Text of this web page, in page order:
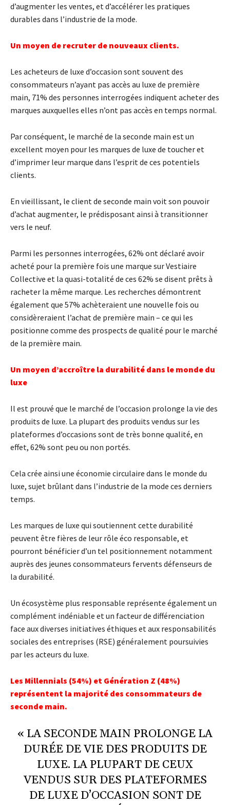
d’augmenter les ventes, et d’accélérer les pratiques
durables dans l’industrie de la mode.
Un moyen de recruter de nouveaux clients.
Les acheteurs de luxe d’occasion sont souvent des
consommateurs n’ayant pas accès au luxe de première
main, 71% des personnes interrogées indiquent acheter des
marques auxquelles elles n’ont pas accès en temps normal.
Par conséquent, le marché de la seconde main est un
excellent moyen pour les marques de luxe de toucher et
d’imprimer leur marque dans l’esprit de ces potentiels
clients.
En vieillissant, le client de seconde main voit son pouvoir
d’achat augmenter, le prédisposant ainsi à transitionner
vers le neuf.
Parmi les personnes interrogées, 62% ont déclaré avoir
acheté pour la première fois une marque sur Vestiaire
Collective et la quasi-totalité de ces 62% se disent prêts à
racheter la même marque. Les recherches démontrent
également que 57% achèteraient une nouvelle fois ou
considèreraient l’achat de première main – ce qui les
positionne comme des prospects de qualité pour le marché
de la première main.
Un moyen d’accroître la durabilité dans le monde du
luxe
Il est prouvé que le marché de l’occasion prolonge la vie des
produits de luxe. La plupart des produits vendus sur les
plateformes d’occasions sont de très bonne qualité, en
effet, 62% sont peu ou non portés.
Cela crée ainsi une économie circulaire dans le monde du
luxe, sujet brûlant dans l’industrie de la mode ces derniers
temps.
Les marques de luxe qui soutiennent cette durabilité
peuvent être fières de leur rôle éco responsable, et
pourront bénéficier d’un tel positionnement notamment
auprès des jeunes consommateurs fervents défenseurs de
la durabilité.
Un écosystème plus responsable représente également un
complément indéniable et un facteur de différenciation
face aux diverses initiatives éthiques et aux responsabilités
sociales des entreprises (RSE) généralement poursuivies
par les acteurs du luxe.
Les Millennials (54%) et Génération Z (48%)
représentent la majorité des consommateurs de
seconde main.
« LA SECONDE MAIN PROLONGE LA
DURÉE DE VIE DES PRODUITS DE
LUXE. LA PLUPART DE CEUX
VENDUS SUR DES PLATEFORMES
DE LUXE D’OCCASION SONT DE